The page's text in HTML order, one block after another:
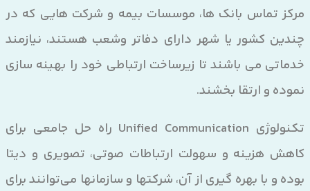
مرکز تماس بانک ها، موسسات بیمه و شرکت هایی که در
چندین کشور یا شهر دارای دفاتر وشعب هستند، نیازمند
خدماتی می باشند تا زیرساخت ارتباطی خود را بهینه سازی
نموده و ارتقا بخشند.
تکنولوژی Unified Communication راه حل جامعی برای
کاهش هزینه و سهولت ارتباطات صوتی، تصویری و دیتا
بوده و با بهره گیری از آن، شرکتها و سازمانها می‌توانند برای